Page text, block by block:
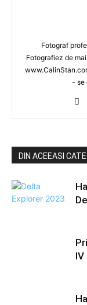
Fotograf
Fotografiez de
- se
DIN ACEEASI
IV